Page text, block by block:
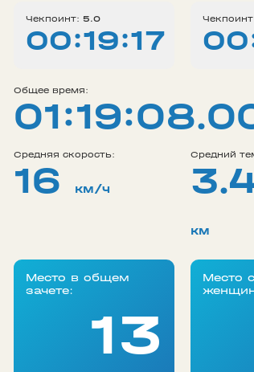
Чекпоинт: 5.0
00:19:17
Общее время:
Средняя скорость:
16 км/ч
Средний
км
Место в общем
зачете:
13
Место